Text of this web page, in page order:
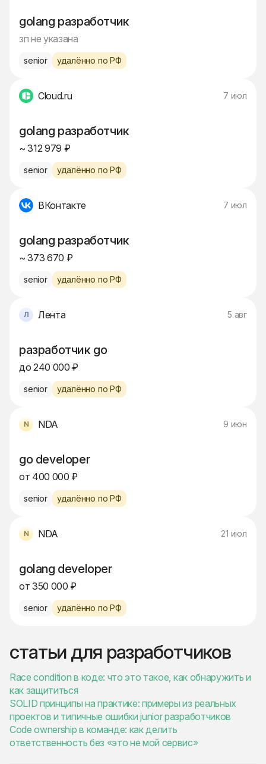
golang разработчик
зп не указана
senior удалённо по РФ
Cloud.ru 7 июл
golang разработчик
~ 312 979 ₽
senior удалённо по РФ
ВКонтакте 7 июл
golang разработчик
~ 373 670 ₽
senior удалённо по РФ
Лента 5 авг
разработчик go
до 240 000 ₽
senior удалённо по РФ
NDA 9 июн
go developer
от 400 000 ₽
senior удалённо по РФ
NDA 21 июл
golang developer
от 350 000 ₽
senior удалённо по РФ
статьи для разработчиков
Race condition в коде: что это такое, как обнаружить и
как защититься
SOLID принципы на практике: примеры из реальных
проектов и типичные ошибки junior разработчиков
Code ownership в команде: как делить
ответственность без «это не мой сервис»